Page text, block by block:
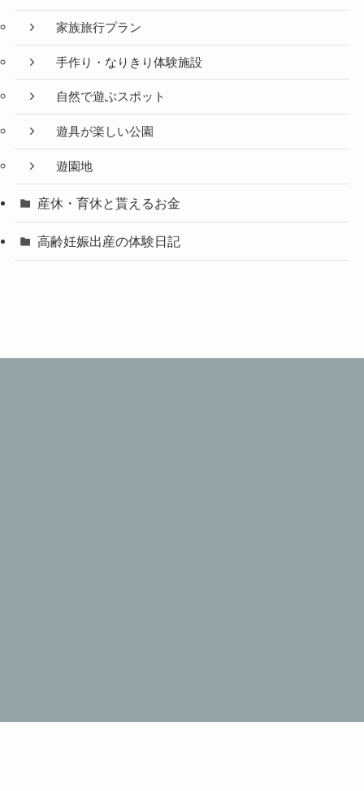
家族旅行プラン
手作り・なりきり体験施設
自然で遊ぶスポット
遊具が楽しい公園
遊園地
産休・育休と貰えるお金
高齢妊娠出産の体験日記